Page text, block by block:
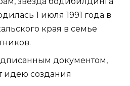
1 июля 1991 года в
края в семье
документом,
идею создания